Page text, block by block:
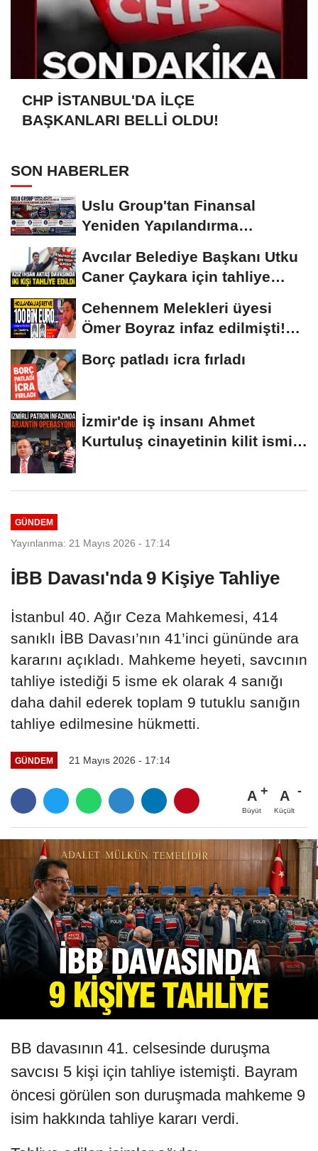
CHP İSTANBUL'DA İLÇE
BAŞKANLARI BELLİ OLDU!
SON HABERLER
Uslu Group'tan Finansal
Yeniden Yapılandırma
Avcılar Belediye Başkanı Utku
Caner Çaykara için tahliye
Cehennem Melekleri üyesi
Ömer Boyraz infaz edilmişti!
Borç patladı icra fırladı
İzmir'de iş insanı Ahmet
Kurtuluş cinayetinin kilit ismi
GÜNDEM
Yayınlanma: 21 Mayıs 2026 - 17:14
İBB Davası'nda 9 Kişiye Tahliye
İstanbul 40. Ağır Ceza Mahkemesi, 414
sanıklı İBB Davası’nın 41’inci gününde ara
kararını açıkladı. Mahkeme heyeti, savcının
tahliye istediği 5 isme ek olarak 4 sanığı
daha dahil ederek toplam 9 tutuklu sanığın
tahliye edilmesine hükmetti.
GÜNDEM 21 Mayıs 2026 - 17:14
A
Büyüt
A
Küçült
BB davasının 41. celsesinde duruşma
savcısı 5 kişi için tahliye istemişti. Bayram
öncesi görülen son duruşmada mahkeme 9
isim hakkında tahliye kararı verdi.